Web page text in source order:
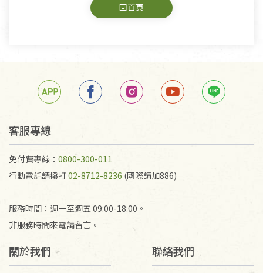
回首頁
客服專線
免付費專線： 0800-300-011
行動電話請撥打02-8712-8236 (國際請加886)
服務時間：週一至週五 09:00-18:00。
非服務時間來電請留言。
關於我們 聯絡我們